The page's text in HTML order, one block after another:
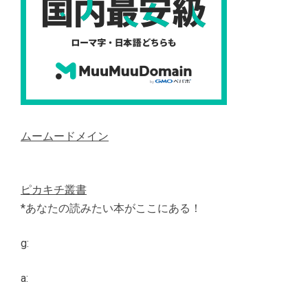
ムームードメイン
ピカキチ叢書
*あなたの読みたい本がここにある！
g:
a: